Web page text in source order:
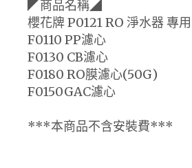
◤商品名稱◢
櫻花牌 P0121 RO 淨水器 專
F0110 PP濾心
F0130 CB濾心
F0180 RO膜濾心(50G)
F0150GAC濾心
***本商品不含安裝費***